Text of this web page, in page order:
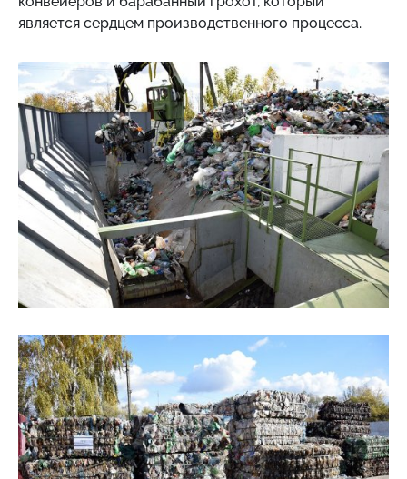
является сердцем производственного процесса.